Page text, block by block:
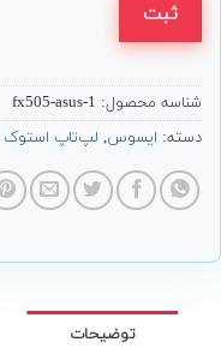
ثبت
شناسه محصول: fx505-asus-1
دسته: ایسوس, لپ‌تاپ استوک
توضیحات